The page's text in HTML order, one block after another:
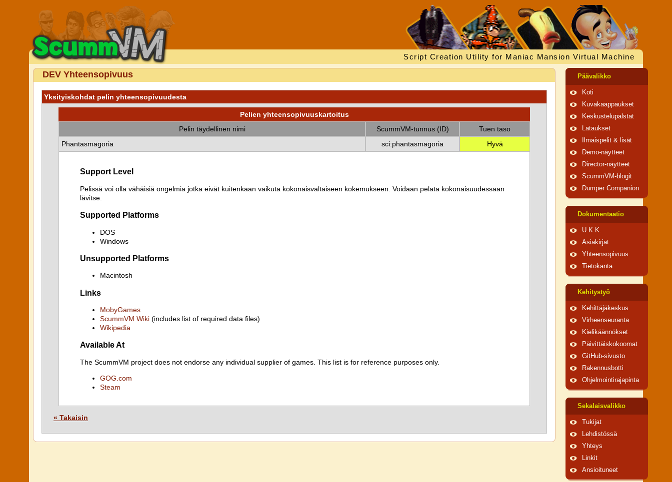
Script Creation Utility for Maniac Mansion Virtual Machine
DEV Yhteensopivuus
Yksityiskohdat pelin yhteensopivuudesta
Pelien yhteensopivuuskartoitus
Pelin täydellinen nimi
ScummVM-tunnus (ID)
Tuen taso
Phantasmagoria
sci:phantasmagoria Hyvä
Support Level
Pelissä voi olla vähäisiä ongelmia jotka eivät kuitenkaan vaikuta kokonaisvaltaiseen kokemukseen. Voidaan pelata kokonaisuudessaan
lävitse.
Supported Platforms
DOS
Windows
Unsupported Platforms
Macintosh
Links
MobyGames
ScummVM Wiki (includes list of required data files)
Wikipedia
Available At
The ScummVM project does not endorse any individual supplier of games. This list is for reference purposes only.
GOG.com
Steam
« Takaisin
Päävalikko
Koti
Kuvakaappaukset
Keskustelupalstat
Lataukset
Ilmaispelit & lisät
Demo-näytteet
Director-näytteet
ScummVM-blogit
Dumper Companion
Dokumentaatio
U.K.K.
Asiakirjat
Yhteensopivuus
Tietokanta
Kehitystyö
Kehittäjäkeskus
Virheenseuranta
Kielikäännökset
Päivittäiskokoomat
GitHub-sivusto
Rakennusbotti
Ohjelmointirajapinta
Sekalaisvalikko
Tukijat
Lehdistössä
Yhteys
Linkit
Ansioituneet